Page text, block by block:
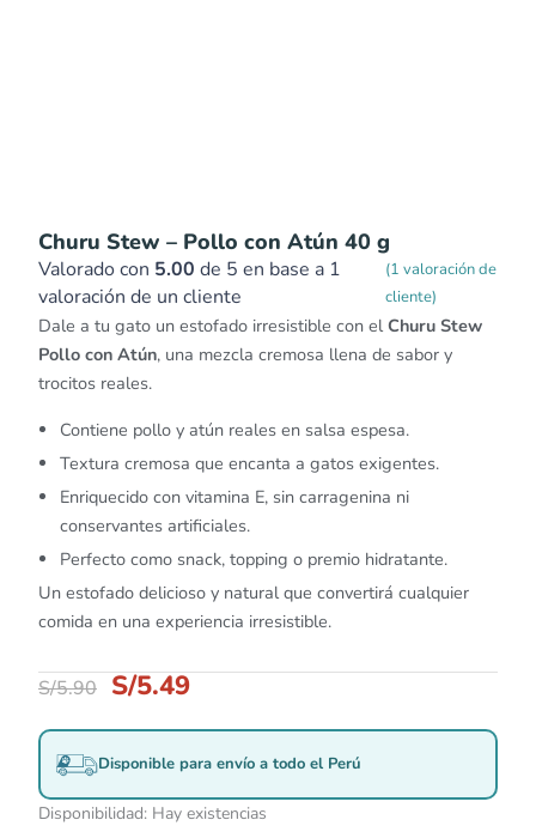
Churu Stew – Pollo con Atún 40 g
Valorado con 5.00 de 5 en base a 1
valoración de un cliente
(1 valoración de
cliente)
Dale a tu gato un estofado irresistible con elChuru Stew
Pollo con Atún, una mezcla cremosa llena de sabor y
trocitos reales.
Contiene pollo y atún reales en salsa espesa.
Textura cremosa que encanta a gatos exigentes.
Enriquecido con vitamina E, sin carragenina ni
conservantes artificiales.
Perfecto como snack, topping o premio hidratante.
Un estofado delicioso y natural que convertirá cualquier
comida en una experiencia irresistible.
S/5.90 S/5.49
Disponible para envío a todo el Perú
Disponibilidad: Hay existencias